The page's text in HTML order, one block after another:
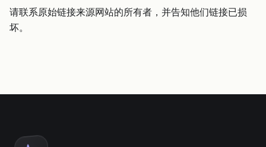
请联系原始链接来源网站的所有者，并告知他们链接已损
坏。